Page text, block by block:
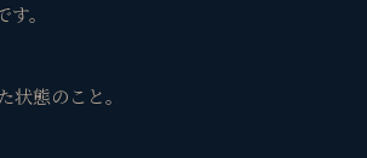
。
状態のこと。